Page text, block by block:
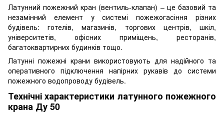
Латунний пожежний кран (вентиль-клапан) – це базовий та
незамінний елемент у системі пожежогасіння різних
будівель: готелів, магазинів, торгових центрів, шкіл,
університетів, офісних приміщень, ресторанів,
багатоквартирних будинків тощо.
Латунні пожежні крани використовують для надійного та
оперативного підключення напірних рукавів до системи
пожежного водопроводу будівель.
Технічні характеристики латунного пожежного
крана Ду 50